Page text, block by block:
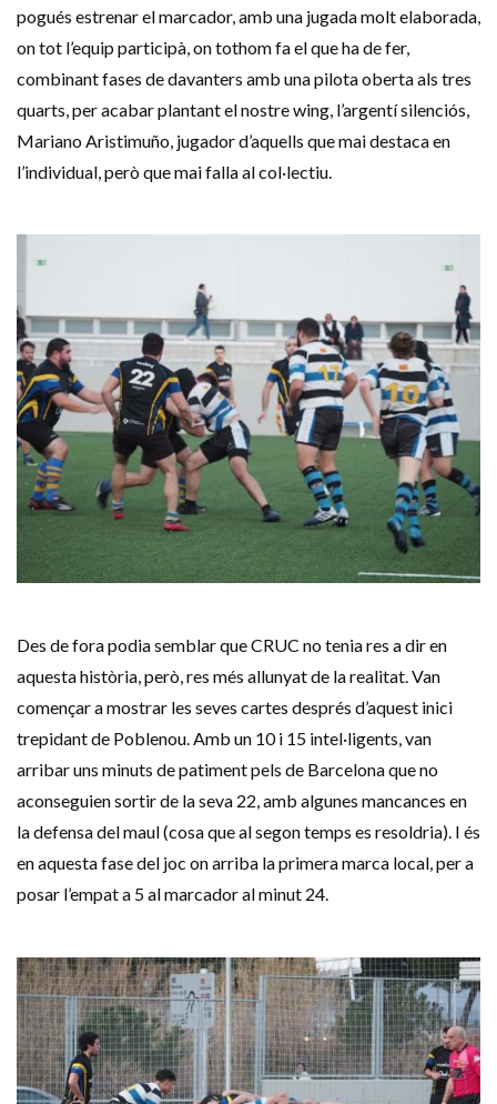
pogués estrenar el marcador, amb una jugada molt elaborada,
on tot l’equip participà, on tothom fa el que ha de fer,
combinant fases de davanters amb una pilota oberta als tres
quarts, per acabar plantant el nostre wing, l’argentí silenciós,
Mariano Aristimuño, jugador d’aquells que mai destaca en
l’individual, però que mai falla al col·lectiu.
Des de fora podia semblar que CRUC no tenia res a dir en
aquesta història, però, res més allunyat de la realitat. Van
començar a mostrar les seves cartes després d’aquest inici
trepidant de Poblenou. Amb un 10 i 15 intel·ligents, van
arribar uns minuts de patiment pels de Barcelona que no
aconseguien sortir de la seva 22, amb algunes mancances en
la defensa del maul (cosa que al segon temps es resoldria). I és
en aquesta fase del joc on arriba la primera marca local, per a
posar l’empat a 5 al marcador al minut 24.